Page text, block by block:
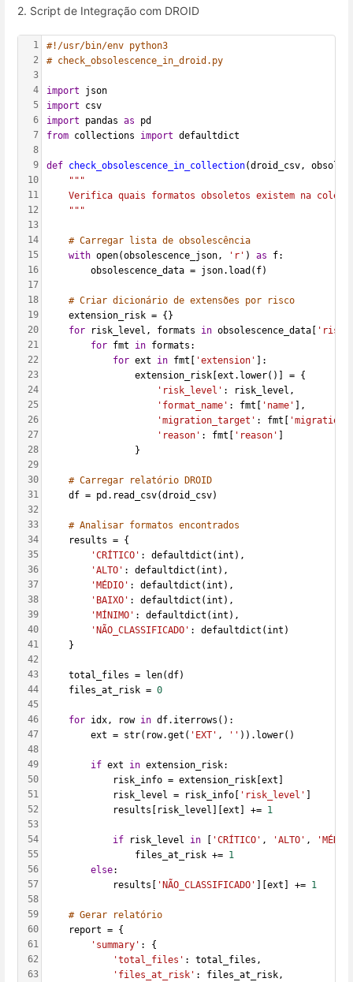
2. Script de Integração com DROID
1
2
3
4
5
6
7
8
9
10
11
12
13
14
15
16
17
18
19
20
21
22
23
24
25
26
27
28
29
30
31
32
33
34
35
36
37
38
39
40
41
42
43
44
45
46
47
48
49
50
51
52
53
54
55
56
57
58
59
60
61
62
63
#!/usr/bin/env python3
# check_obsolescence_in_droid.py
import json
import csv
import pandas as pd
from collections import defaultdict
def check_obsolescence_in_collection(droid_csv,
"""
Verifica quais formatos obsoletos existem na
    """
# Carregar lista de obsolescência
with open(obsolescence_json, 'r' ) as f:
        obsolescence_data = json.load(f)
# Criar dicionário de extensões por risco
    extension_risk = {}
for risk_level, formats in obsolescence_data[
for fmt in formats:
for ext in fmt[ 'extension' ]:
                extension_risk[ext.lower()] = {
'risk_level' : risk_level,
'format_name' : fmt[ 'name' ],
'migration_target' : fmt[
'reason' : fmt[ 'reason' ]
                }
# Carregar relatório DROID
    df = pd.read_csv(droid_csv)
# Analisar formatos encontrados
    results = {
'CRÍTICO' : defaultdict(int),
'ALTO' : defaultdict(int),
'MÉDIO' : defaultdict(int),
'BAIXO' : defaultdict(int),
'MÍNIMO' : defaultdict(int),
'NÃO_CLASSIFICADO' : defaultdict(int)
    }
    total_files = len(df)
    files_at_risk =
0
for idx, row in df.iterrows():
        ext = str(row.get(
'EXT' , '' )).lower()
if ext in extension_risk:
            risk_info = extension_risk[ext]
            risk_level = risk_info[
'risk_level' ]
            results[risk_level][ext] +=
1
if risk_level in [ 'CRÍTICO' , 'ALTO' ,
                files_at_risk +=
1
else:
            results[
'NÃO_CLASSIFICADO' ][ext] += 1
# Gerar relatório
    report = {
'summary' : {
'total_files' : total_files,
'files_at_risk' : files_at_risk,